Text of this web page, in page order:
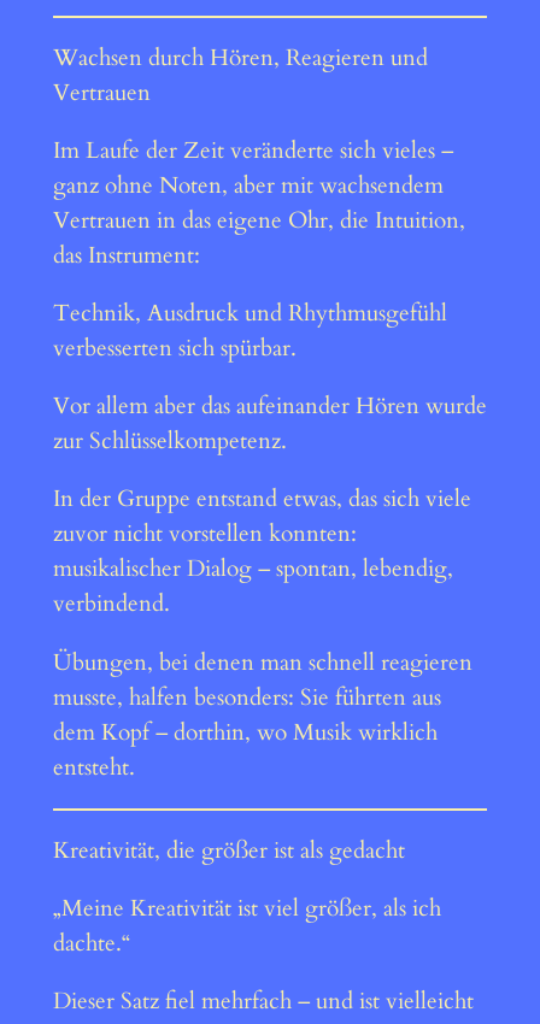
Wachsen durch Hören, Reagieren und
Vertrauen
Im Laufe der Zeit veränderte sich vieles –
ganz ohne Noten, aber mit wachsendem
Vertrauen in das eigene Ohr, die Intuition,
das Instrument:
Technik, Ausdruck und Rhythmusgefühl
verbesserten sich spürbar.
Vor allem aber das aufeinander Hören wurde
zur Schlüsselkompetenz.
In der Gruppe entstand etwas, das sich viele
zuvor nicht vorstellen konnten:
musikalischer Dialog – spontan, lebendig,
verbindend.
Übungen, bei denen man schnell reagieren
musste, halfen besonders: Sie führten aus
dem Kopf – dorthin, wo Musik wirklich
entsteht.
Kreativität, die größer ist als gedacht
„Meine Kreativität ist viel größer, als ich
dachte.“
Dieser Satz fiel mehrfach – und ist vielleicht